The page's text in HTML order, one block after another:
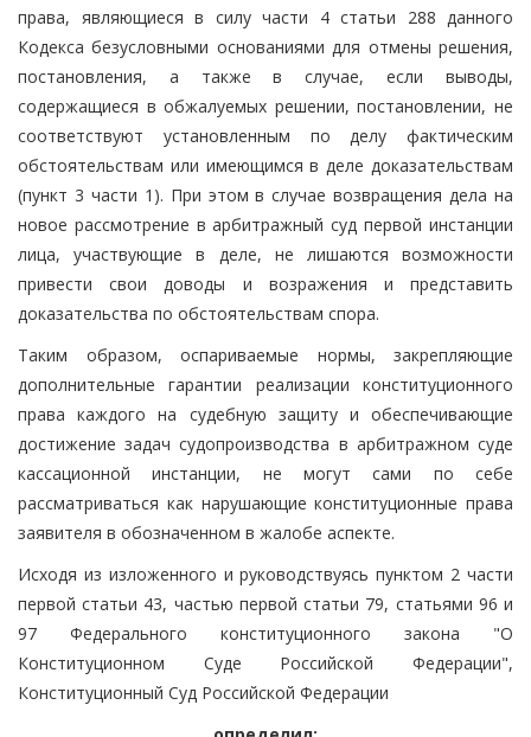
права, являющиеся в силу части 4 статьи 288 данного
Кодекса безусловными основаниями для отмены решения,
постановления, а также в случае, если выводы,
содержащиеся в обжалуемых решении, постановлении, не
соответствуют установленным по делу фактическим
обстоятельствам или имеющимся в деле доказательствам
(пункт 3 части 1). При этом в случае возвращения дела на
новое рассмотрение в арбитражный суд первой инстанции
лица, участвующие в деле, не лишаются возможности
привести свои доводы и возражения и представить
доказательства по обстоятельствам спора.
Таким образом, оспариваемые нормы, закрепляющие
дополнительные гарантии реализации конституционного
права каждого на судебную защиту и обеспечивающие
достижение задач судопроизводства в арбитражном суде
кассационной инстанции, не могут сами по себе
рассматриваться как нарушающие конституционные права
заявителя в обозначенном в жалобе аспекте.
Исходя из изложенного и руководствуясь пунктом 2 части
первой статьи 43, частью первой статьи 79, статьями 96 и
97 Федерального конституционного закона "О
Конституционном Суде Российской Федерации",
Конституционный Суд Российской Федерации